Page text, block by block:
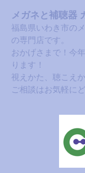
メガネと補聴器
福島県いわき市の
の専門店です。
おかげさまで！今
ります！​
視えかた、聴こえ
ご相談はお気軽に